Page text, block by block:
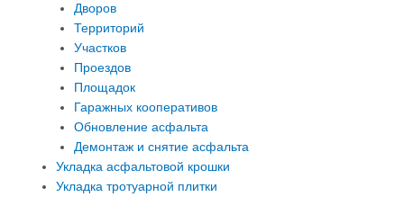
Дворов
Территорий
Участков
Проездов
Площадок
Гаражных кооперативов
Обновление асфальта
Демонтаж и снятие асфальта
Укладка асфальтовой крошки
Укладка тротуарной плитки